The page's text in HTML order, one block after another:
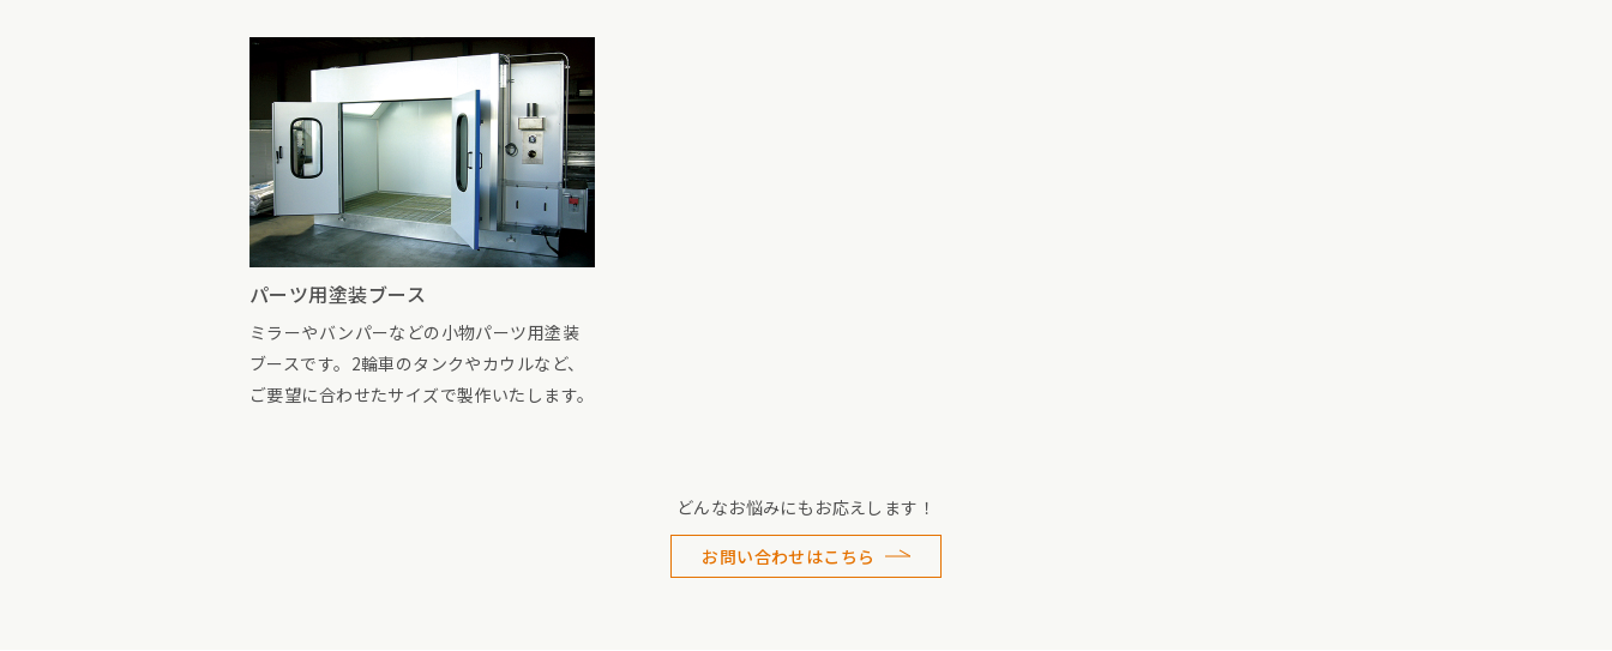
パーツ用塗装ブース
ミラーやバンパーなどの小物パーツ用塗装
ブースです。2輪車のタンクやカウルなど、
ご要望に合わせたサイズで製作いたします。
どんなお悩みにもお応えします！
お問い合わせはこちら